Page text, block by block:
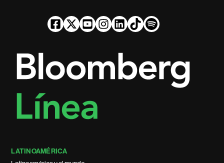
LATINOAMÉRICA